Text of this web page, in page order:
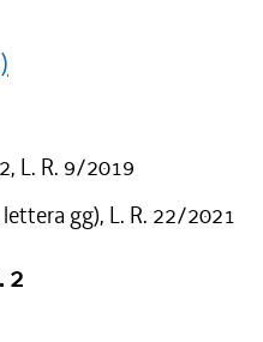
L. R. 9/2019
gg), L. R. 22/2021
2